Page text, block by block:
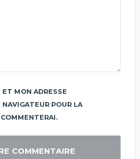
MON ADRESSE
POUR LA